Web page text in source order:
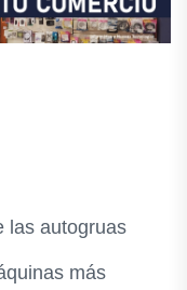
las autogruas
más